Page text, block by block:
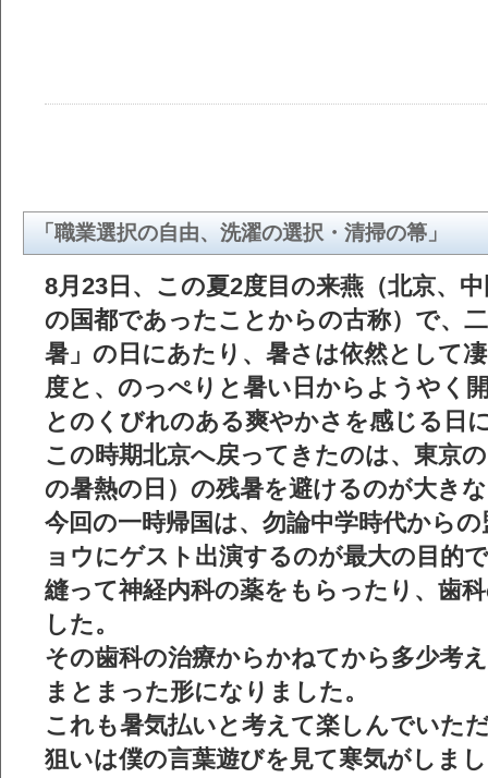
「職業選択の自由、洗濯の選択・清掃の箒」
8月23日、この夏2度目の来燕（北京、
の国都であったことからの古称）で、
暑」の日にあたり、暑さは依然として
度と、のっぺりと暑い日からようやく
とのくびれのある爽やかさを感じる日
この時期北京へ戻ってきたのは、東京
の暑熱の日）の残暑を避けるのが大き
今回の一時帰国は、勿論中学時代から
ョウにゲスト出演するのが最大の目的
縫って神経内科の薬をもらったり、歯
した。
その歯科の治療からかねてから多少考
まとまった形になりました。
これも暑気払いと考えて楽しんでいた
狙いは僕の言葉遊びを見て寒気がしま